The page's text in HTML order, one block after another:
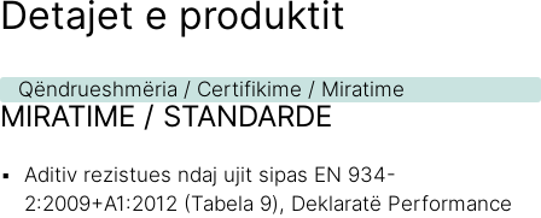
Detajet e produktit
Qëndrueshmëria / Certifikime / Miratime
MIRATIME / STANDARDE
Aditiv rezistues ndaj ujit sipas ΕΝ 934-
2:2009+Α1:2012 (Tabela 9), Deklaratë Performance